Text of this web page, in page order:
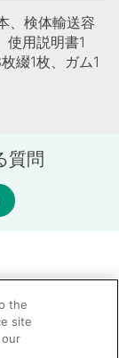
、検体輸送容
使用説明書1
綴1枚、ガム1
質問
the
site
our